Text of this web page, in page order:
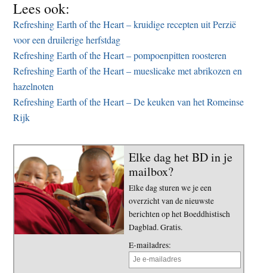
Lees ook:
Refreshing Earth of the Heart – kruidige recepten uit Perzië
voor een druilerige herfstdag
Refreshing Earth of the Heart – pompoenpitten roosteren
Refreshing Earth of the Heart – mueslicake met abrikozen en
hazelnoten
Refreshing Earth of the Heart – De keuken van het Romeinse
Rijk
Elke dag het BD in je
mailbox?
Elke dag sturen we je een
overzicht van de nieuwste
berichten op het Boeddhistisch
Dagblad. Gratis.
E-mailadres: